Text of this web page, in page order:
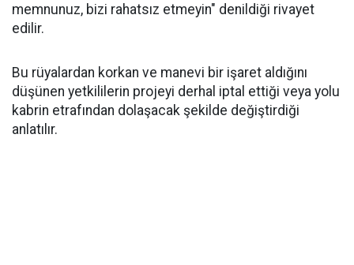
memnunuz, bizi rahatsız etmeyin" denildiği rivayet
edilir.
Bu rüyalardan korkan ve manevi bir işaret aldığını
düşünen yetkililerin projeyi derhal iptal ettiği veya yolu
kabrin etrafından dolaşacak şekilde değiştirdiği
anlatılır.